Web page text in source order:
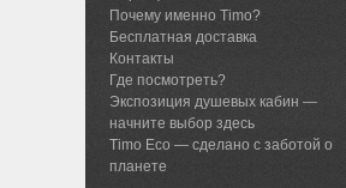
Почему именно Timo?
Бесплатная доставка
Контакты
Где посмотреть?
Экспозиция душевых кабин —
начните выбор здесь
Timo Eco — сделано с заботой о
планете